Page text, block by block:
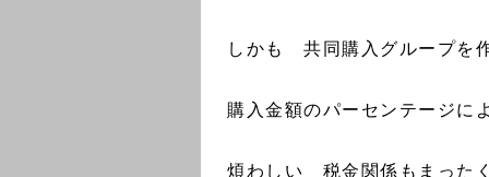
しかも 共同購入グループ
購入金額のパーセンテージ
煩わしい 税金関係もまった